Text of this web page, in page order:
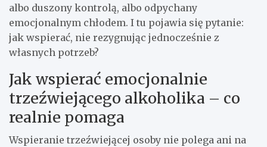
albo duszony kontrolą, albo odpychany
emocjonalnym chłodem. I tu pojawia się pytanie:
jak wspierać, nie rezygnując jednocześnie z
własnych potrzeb?
Jak wspierać emocjonalnie
trzeźwiejącego alkoholika – co
realnie pomaga
Wspieranie trzeźwiejącej osoby nie polega ani na